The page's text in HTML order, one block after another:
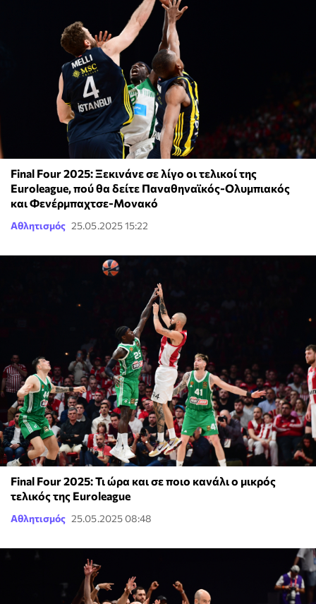
Final Four 2025: Ξεκινάνε σε λίγο οι τελικοί της
Euroleague, πού θα δείτε Παναθηναϊκός-Ολυμπιακός
και Φενέρμπαχτσε-Μονακό
Αθλητισμός 25.05.2025 15:22
Final Four 2025: Τι ώρα και σε ποιο κανάλι ο μικρός
τελικός της Euroleague
Αθλητισμός 25.05.2025 08:48